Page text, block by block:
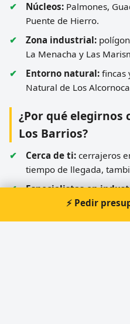
Núcleos: Palmones,
Puente de Hierro.
Zona industrial:
La Menacha y Las
Entorno natural: fincas
Natural de Los
¿Por qué elegirnos
Los Barrios?
Cerca de ti: cerrajeros
tiempo de llegada,
Especialistas en
necesidades de
⚡ Pedir